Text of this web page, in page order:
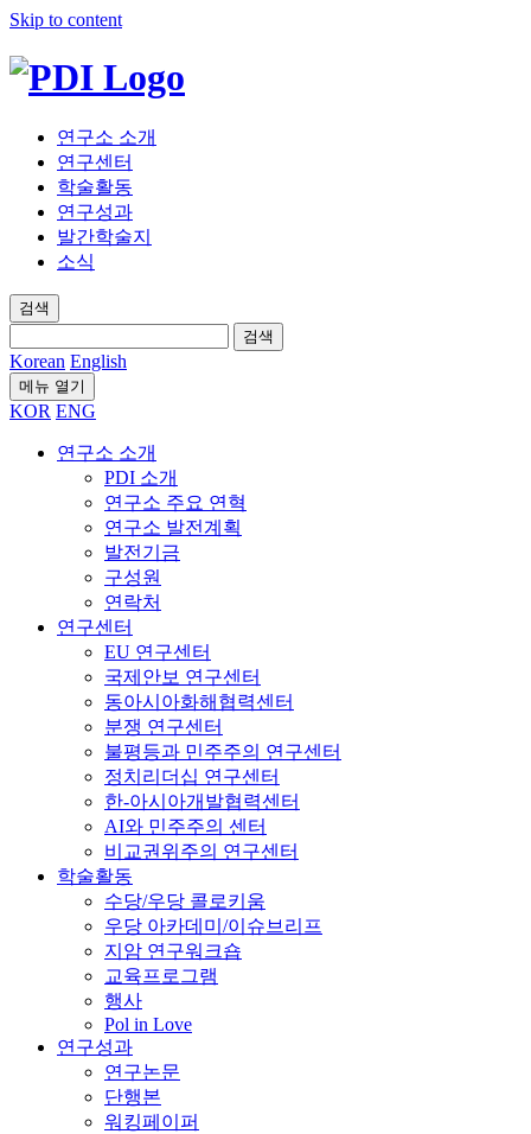
Skip to content
연구소 소개
연구센터
학술활동
연구성과
발간학술지
소식
검색
색:
검색
Korean English
메뉴 열기
KOR ENG
연구소 소개
PDI 소개
연구소 주요 연혁
연구소 발전계획
발전기금
구성원
연락처
연구센터
EU 연구센터
국제안보 연구센터
동아시아화해협력센터
분쟁 연구센터
불평등과 민주주의 연구센터
정치리더십 연구센터
한-아시아개발협력센터
AI와 민주주의 센터
비교권위주의 연구센터
학술활동
수당/우당 콜로키움
우당 아카데미/이슈브리프
지암 연구워크숍
교육프로그램
행사
Pol in Love
연구성과
연구논문
단행본
워킹페이퍼